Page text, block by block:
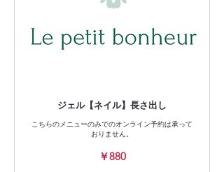
ジェル【ネイル】長さ出し
こちらのメニューのみでのオンライン予約は承って
おりません。
￥880